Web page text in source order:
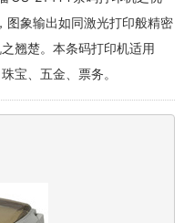
象输出如同激光打印般精密
翘楚。本条码打印机适用
宝、五金、票务。